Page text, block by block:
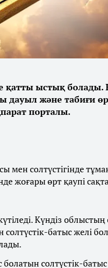
қатты ыстық болады.
дауыл және табиғи
порталы.
солтүстігінде
жоғары өрт қаупі
Күндіз облыстың
солтүстік-батыс желі
солтүстік-батыс